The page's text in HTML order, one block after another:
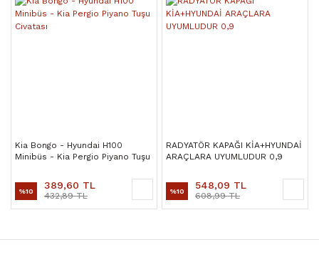
Kia Bongo - Hyundai H100
Minibüs - Kia Pergio Piyano Tuşu
%10 389,60 TL
432,89 TL
RADYATÖR KAPAĞI KİA+HYUNDAİ
ARAÇLARA UYUMLUDUR 0,9
%10 548,09 TL
608,99 TL